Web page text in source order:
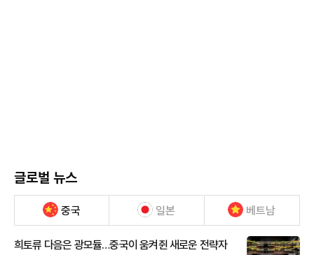
글로벌 뉴스
중국 일본 베트남
희토류 다음은 광모듈…중국이 움켜쥔 새로운 전략자